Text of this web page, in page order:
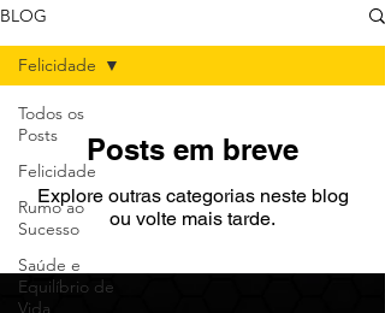
BLOG
Todos os
Posts
Felicidade
Rumo ao
Sucesso
Saúde e
Equilíbrio de
Vida
Felicidade
Posts em breve
Explore outras categorias neste blog
ou volte mais tarde.